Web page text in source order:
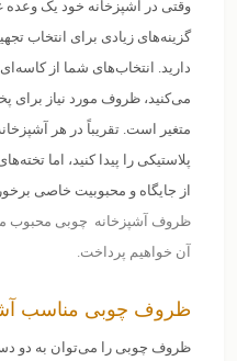
وقتی در آشپزخانه خود یک وعده
گزینه‌های زیادی برای انتخاب
دارید. انتخاب‌های شما از
می‌کنید، ظروف مورد نیاز برای
متغیر است. تقریباً در هر
پلاستیکی را پیدا کنید، اما
از جایگاه و محبوبیت خاصی
ظروف آشپزخانه چوبی محبوب
آن خواهیم پرداخت.
ظروف چوبی مناسب
ظروف چوبی را می‌توان به دو